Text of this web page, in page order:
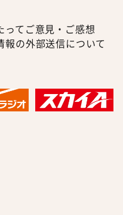
って ご意見・ご感想
報の外部送信について